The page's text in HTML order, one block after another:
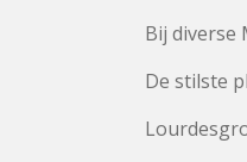
Bij diverse
De stilste